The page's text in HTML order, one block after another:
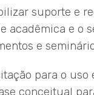
suporte e
acadêmica e o
e
para o
conceitual